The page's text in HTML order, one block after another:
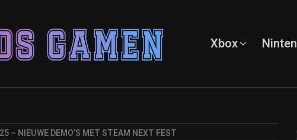
Xbox
– NIEUWE DEMO’S MET STEAM NEXT FEST